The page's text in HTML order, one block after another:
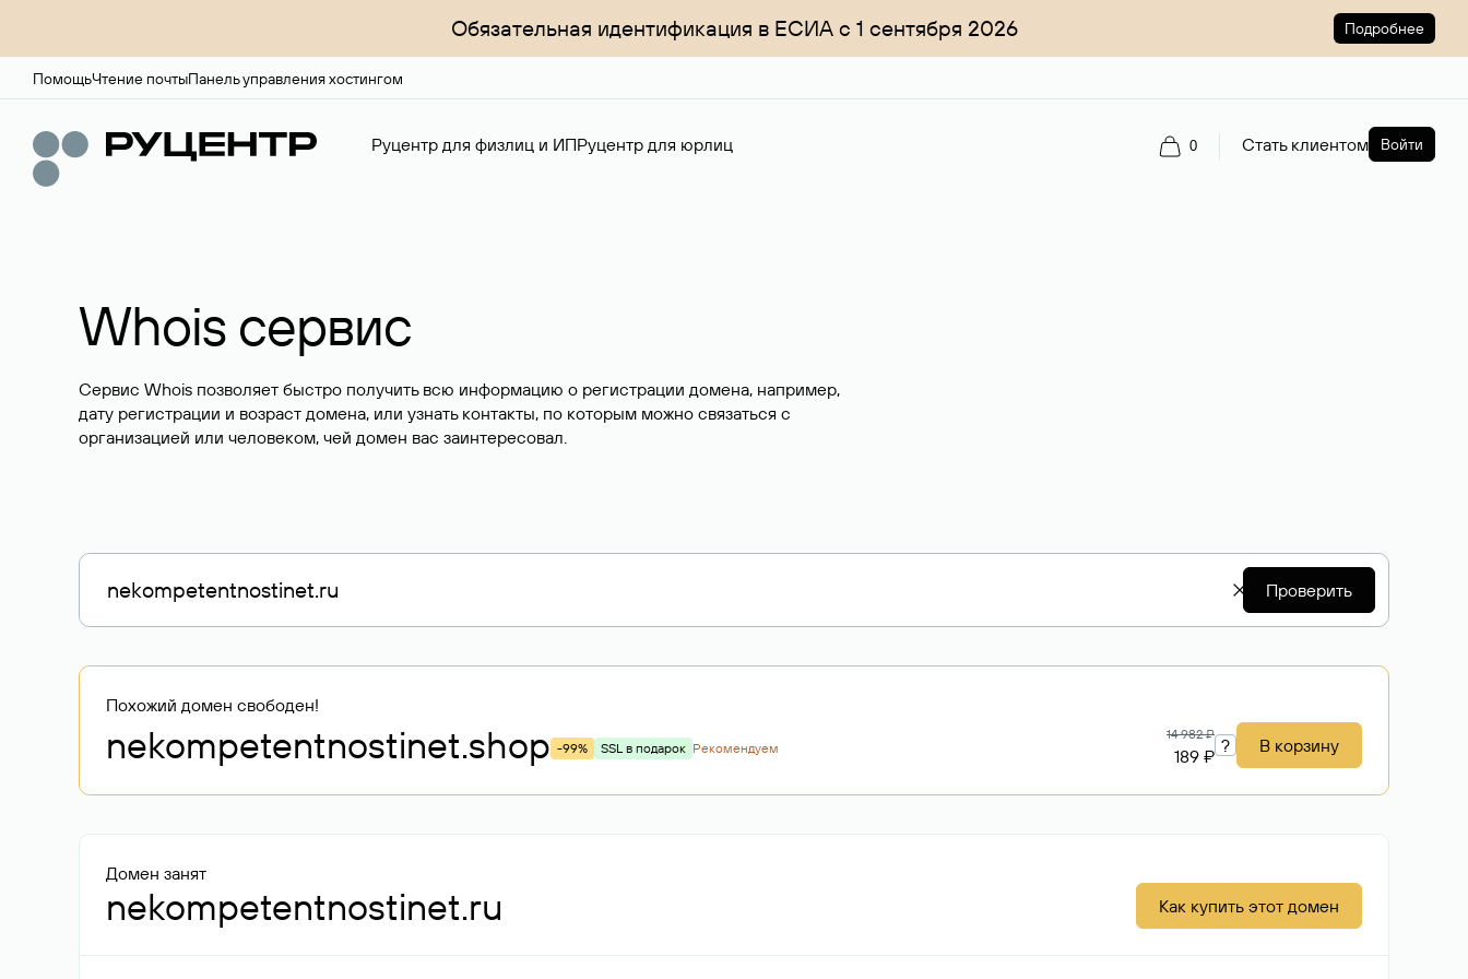
Обязательная идентификация в ЕСИА с 1 сентября 2026 Подробнее
ПомощьЧтение почтыПанель управления хостингом
Руцентр для физлиц и ИПРуцентр для юрлиц 0 Стать клиентом Войти
Whois сервис
Сервис Whois позволяет быстро получить всю информацию о регистрации домена, например,
дату регистрации и возраст домена, или узнать контакты, по которым можно связаться с
организацией или человеком, чей домен вас заинтересовал.
Проверить
Похожий домен свободен!
nekompetentnostinet.shop -99% SSL в подарок Рекомендуем
14 982 ₽
189 ₽ ? В корзину
Домен занят
nekompetentnostinet.ru Как купить этот домен